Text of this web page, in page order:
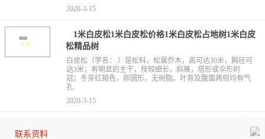
2020-3-15
1米白皮松1米白皮松价格1米白皮松占地树1米白皮
松精品树
白皮松（学名：.）是松科，松属乔木，高可达30米，胸径可
达3米；有明显的主干，枝较细长，斜展，塔形或伞形树
冠；冬芽红褐色，卵圆形，无树脂。叶背及腹面两侧均有气
孔
2020-3-15
联系资料